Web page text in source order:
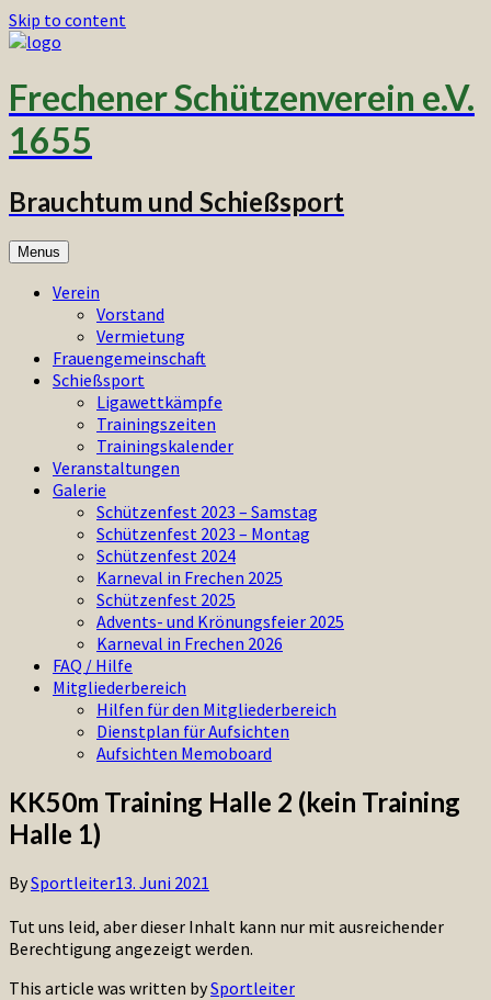
Skip to content
Frechener Schützenverein e.V.
1655
Brauchtum und Schießsport
Menus
Verein
Vorstand
Vermietung
Frauengemeinschaft
Schießsport
Ligawettkämpfe
Trainingszeiten
Trainingskalender
Veranstaltungen
Galerie
Schützenfest 2023 – Samstag
Schützenfest 2023 – Montag
Schützenfest 2024
Karneval in Frechen 2025
Schützenfest 2025
Advents- und Krönungsfeier 2025
Karneval in Frechen 2026
FAQ / Hilfe
Mitgliederbereich
Hilfen für den Mitgliederbereich
Dienstplan für Aufsichten
Aufsichten Memoboard
KK50m Training Halle 2 (kein Training
Halle 1)
BySportleiter13. Juni 2021
Tut uns leid, aber dieser Inhalt kann nur mit ausreichender
Berechtigung angezeigt werden.
This article was written bySportleiter